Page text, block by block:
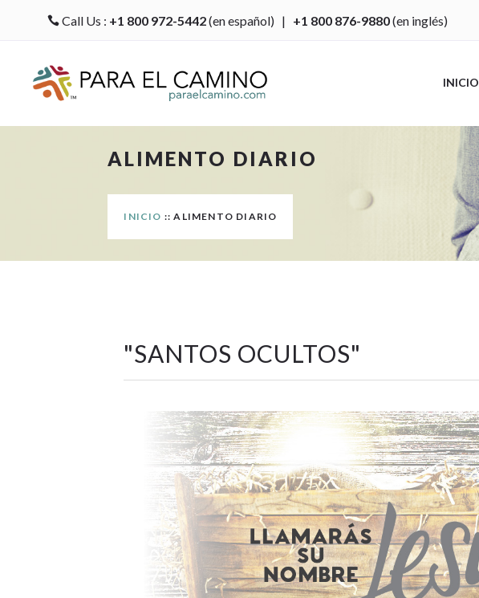
Call Us : +1 800 972-5442(en español) | +1 800 876-9880(en inglés)
INICIO
ALIMENTO DIARIO
INICIO :: ALIMENTO DIARIO
"SANTOS OCULTOS"